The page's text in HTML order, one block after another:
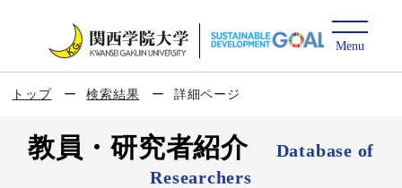
トップ 検索結果 詳細ページ
教員・研究者紹介
Database of
Researchers